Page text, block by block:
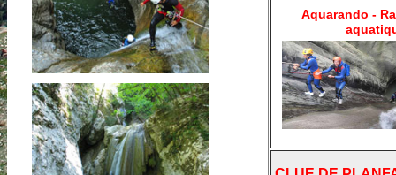
Aquarando -